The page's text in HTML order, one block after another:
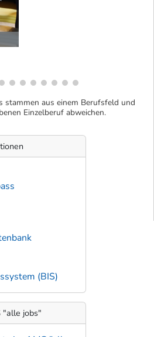
stammen aus einem Berufsfeld und
Einzelberuf abweichen.
(BIS)
"alle jobs"